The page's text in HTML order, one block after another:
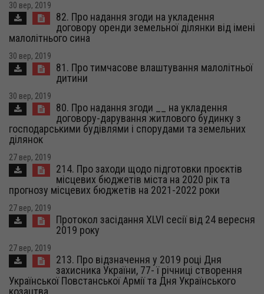
30 вер, 2019
82. Про надання згоди на укладення
договору оренди земельної ділянки від імені
малолітнього сина
30 вер, 2019
81. Про тимчасове влаштування малолітньої
дитини
30 вер, 2019
80. Про надання згоди __ на укладення
договору-дарування житлового будинку з
господарськими будівлями і спорудами та земельних
ділянок
27 вер, 2019
214. Про заходи щодо підготовки проєктів
місцевих бюджетів міста на 2020 рік та
прогнозу місцевих бюджетів на 2021-2022 роки
27 вер, 2019
Протокол засідання XLVI сесії від 24 вересня
2019 року
27 вер, 2019
213. Про відзначення у 2019 році Дня
захисника України, 77- ї річниці створення
Української Повстанської Армії та Дня Українського
козацтва